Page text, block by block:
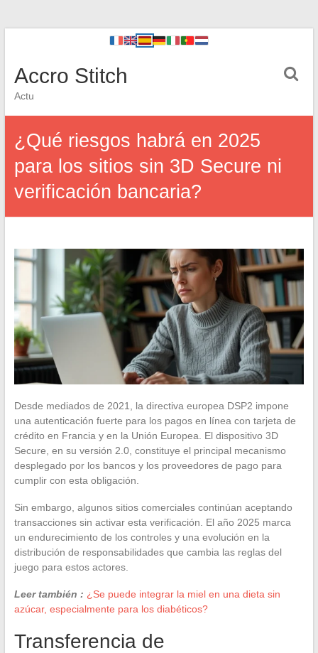
Accro Stitch
Actu
¿Qué riesgos habrá en 2025
para los sitios sin 3D Secure ni
verificación bancaria?
Desde mediados de 2021, la directiva europea DSP2 impone
una autenticación fuerte para los pagos en línea con tarjeta de
crédito en Francia y en la Unión Europea. El dispositivo 3D
Secure, en su versión 2.0, constituye el principal mecanismo
desplegado por los bancos y los proveedores de pago para
cumplir con esta obligación.
Sin embargo, algunos sitios comerciales continúan aceptando
transacciones sin activar esta verificación. El año 2025 marca
un endurecimiento de los controles y una evolución en la
distribución de responsabilidades que cambia las reglas del
juego para estos actores.
Leer también : ¿Se puede integrar la miel en una dieta sin
azúcar, especialmente para los diabéticos?
Transferencia de